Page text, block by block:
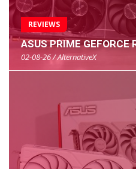
REVIEWS
ASUS PRIME GEFORCE
02-08-26 / AlternativeX